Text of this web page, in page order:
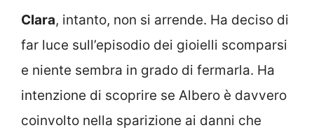
Clara, intanto, non si arrende. Ha deciso di
far luce sull’episodio dei gioielli scomparsi
e niente sembra in grado di fermarla. Ha
intenzione di scoprire se Albero è davvero
coinvolto nella sparizione ai danni che